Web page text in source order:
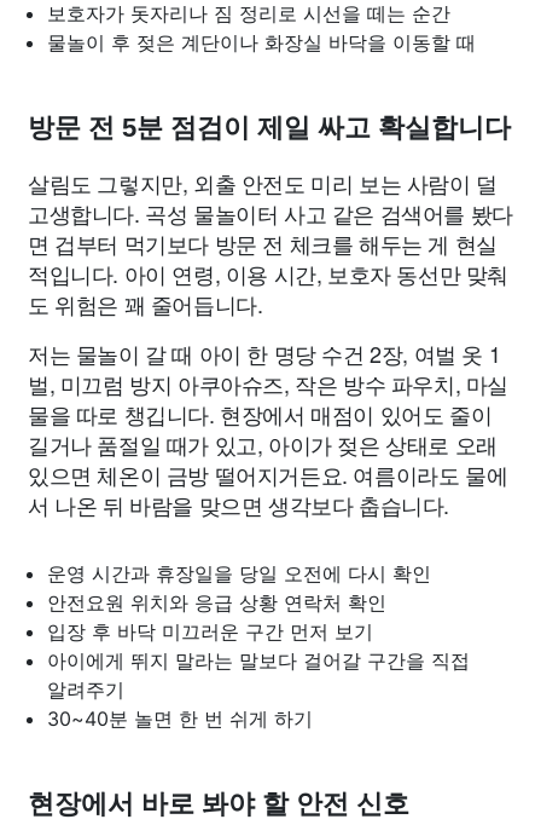
보호자가 돗자리나 짐 정리로 시선을 떼는 순간
물놀이 후 젖은 계단이나 화장실 바닥을 이동할 때
방문 전 5분 점검이 제일 싸고 확실합니다
살림도 그렇지만, 외출 안전도 미리 보는 사람이 덜
고생합니다. 곡성 물놀이터 사고 같은 검색어를 봤다
면 겁부터 먹기보다 방문 전 체크를 해두는 게 현실
적입니다. 아이 연령, 이용 시간, 보호자 동선만 맞춰
도 위험은 꽤 줄어듭니다.
저는 물놀이 갈 때 아이 한 명당 수건 2장, 여벌 옷 1
벌, 미끄럼 방지 아쿠아슈즈, 작은 방수 파우치, 마실
물을 따로 챙깁니다. 현장에서 매점이 있어도 줄이
길거나 품절일 때가 있고, 아이가 젖은 상태로 오래
있으면 체온이 금방 떨어지거든요. 여름이라도 물에
서 나온 뒤 바람을 맞으면 생각보다 춥습니다.
운영 시간과 휴장일을 당일 오전에 다시 확인
안전요원 위치와 응급 상황 연락처 확인
입장 후 바닥 미끄러운 구간 먼저 보기
아이에게 뛰지 말라는 말보다 걸어갈 구간을 직접
알려주기
30~40분 놀면 한 번 쉬게 하기
현장에서 바로 봐야 할 안전 신호